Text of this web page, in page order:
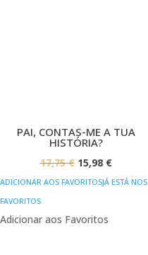
PAI, CONTAS-ME A TUA
HISTÓRIA?
17,75€ O
PREÇO
ERA:
15,98 €O
PREÇO
ADICIONAR AOS FAVORITOSJÁ ESTÁ NOS
FAVORITOS
Adicionar aos Favoritos